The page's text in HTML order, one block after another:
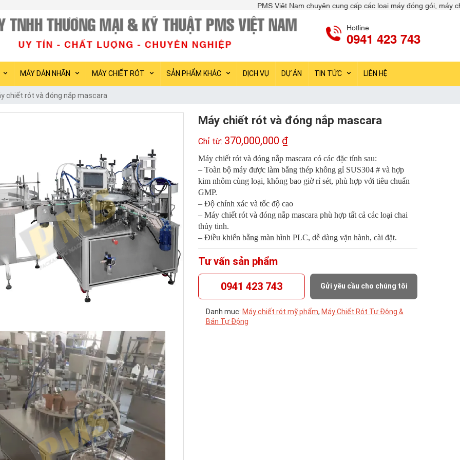
PMS Việt Nam chuyên cung cấp các loại máy đóng gói, máy chiết rót, máy dán nhãn, máy
Hotline
0941 423 743
MÁY DÁN NHÃN MÁY CHIẾT RÓT SẢN PHẨM KHÁC DỊCH VỤ DỰ ÁN TIN TỨC LIÊN HỆ
chiết rót và đóng nắp mascara
Máy chiết rót và đóng nắp mascara
370,000,000 ₫
Máy chiết rót và đóng nắp mascara có các đặc tính sau:
– Toàn bộ máy được làm bằng thép không gỉ SUS304 # và hợp
kim nhôm cùng loại, không bao giờ rỉ sét, phù hợp với tiêu chuẩn
GMP.
– Độ chính xác và tốc độ cao
– Máy chiết rót và đóng nắp mascara phù hợp tất cả các loại chai
thủy tinh.
– Điều khiển bằng màn hình PLC, dễ dàng vặn hành, cài đặt.
Tư vấn sản phẩm
0941 423 743 Gửi yêu cầu cho chúng tôi
Danh mục: Máy chiết rót mỹ phẩm, Máy Chiết Rót Tự Động &
Bán Tự Động